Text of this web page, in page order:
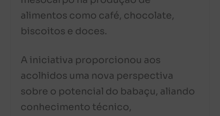
alimentos como café, chocolate,
biscoitos e doces.
A iniciativa proporcionou aos
acolhidos uma nova perspectiva
sobre o potencial do babaçu, aliando
conhecimento técnico,